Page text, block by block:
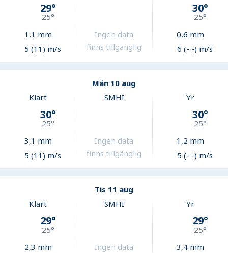
29°
25°
1,1 mm
5 (11) m/s
Ingen data
finns tillgänglig
30°
25°
0,6 mm
6 (- -) m/s
Mån 10 aug
Klart
30°
25°
3,1 mm
5 (11) m/s
SMHI
Ingen data
finns tillgänglig
Yr
30°
25°
1,2 mm
5 (- -) m/s
Tis 11 aug
Klart
29°
25°
2,3 mm
SMHI
Ingen data
Yr
29°
25°
3,4mm